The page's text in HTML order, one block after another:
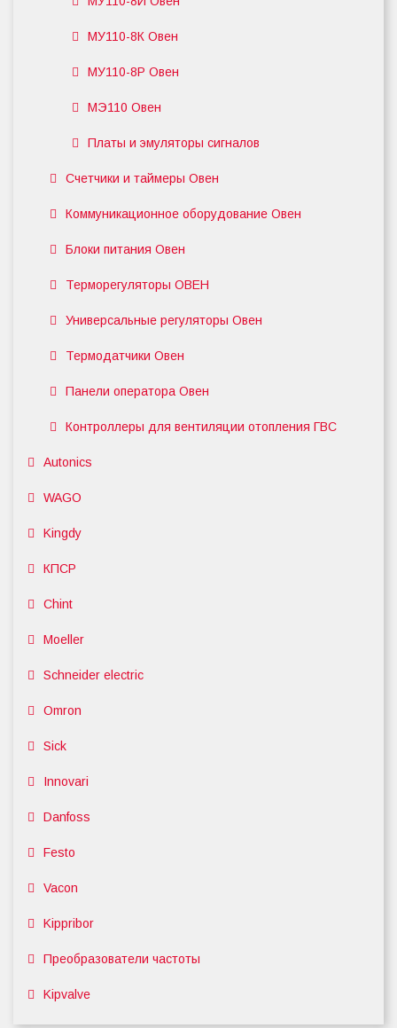
МУ110-8К Овен
МУ110-8Р Овен
МЭ110 Овен
Платы и эмуляторы сигналов
Счетчики и таймеры Овен
Коммуникационное оборудование Овен
Блоки питания Овен
Терморегуляторы ОВЕН
Универсальные регуляторы Овен
Термодатчики Овен
Панели оператора Овен
Контроллеры для вентиляции отопления ГВС
Autonics
WAGO
Kingdy
КПСР
Chint
Moeller
Schneider electric
Omron
Sick
Innovari
Danfoss
Festo
Vacon
Kippribor
Преобразователи частоты
Kipvalve